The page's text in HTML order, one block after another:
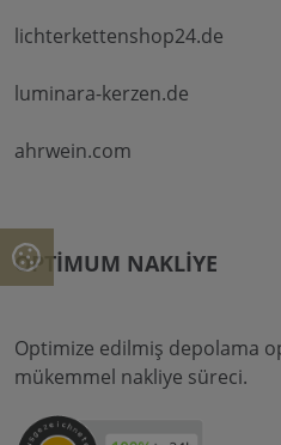
lichterkettenshop24.de
luminara-kerzen.de
ahrwein.com
OPTIMUM NAKLIYE
Optimize edilmiş depolama
mükemmel nakliye süreci.